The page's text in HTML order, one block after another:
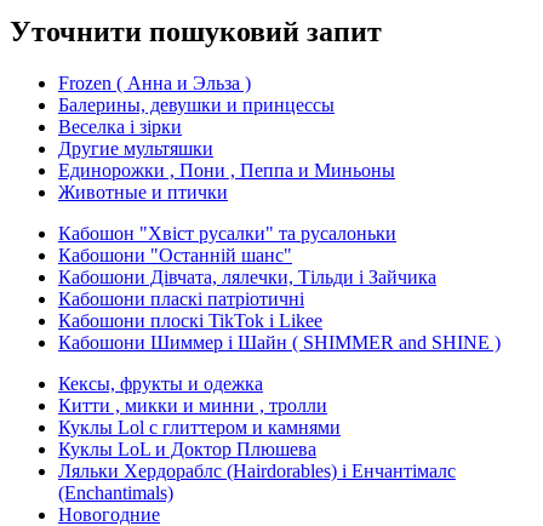
Уточнити пошуковий запит
Frozen ( Анна и Эльза )
Балерины, девушки и принцессы
Веселка і зірки
Другие мультяшки
Единорожки , Пони , Пеппа и Миньоны
Животные и птички
Кабошон "Хвіст русалки" та русалоньки
Кабошони "Останній шанс"
Кабошони Дівчата, лялечки, Тільди і Зайчика
Кабошони пласкі патріотичні
Кабошони плоскі TikTok і Likee
Кабошони Шиммер і Шайн ( SHIMMER and SHINE )
Кексы, фрукты и одежка
Китти , микки и минни , тролли
Куклы Lol с глиттером и камнями
Куклы LoL и Доктор Плюшева
Ляльки Хердораблс (Hairdorables) і Енчантімалс
(Enchantimals)
Новогодние